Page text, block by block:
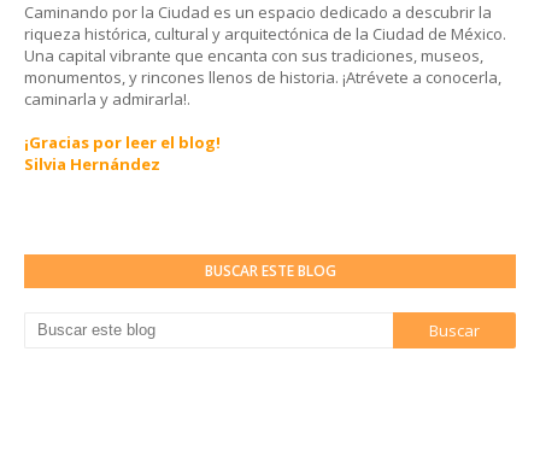
Caminando por la Ciudad es un espacio dedicado a descubrir la
riqueza histórica, cultural y arquitectónica de la Ciudad de México.
Una capital vibrante que encanta con sus tradiciones, museos,
monumentos, y rincones llenos de historia. ¡Atrévete a conocerla,
caminarla y admirarla!.
¡Gracias por leer el blog!
Silvia Hernández
BUSCAR ESTE BLOG